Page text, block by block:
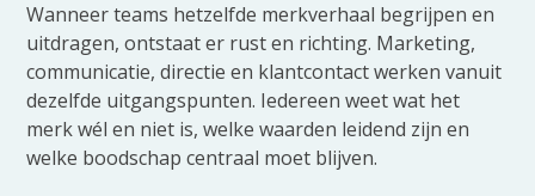
Wanneer teams hetzelfde merkverhaal begrijpen en
uitdragen, ontstaat er rust en richting. Marketing,
communicatie, directie en klantcontact werken vanuit
dezelfde uitgangspunten. Iedereen weet wat het
merk wél en niet is, welke waarden leidend zijn en
welke boodschap centraal moet blijven.